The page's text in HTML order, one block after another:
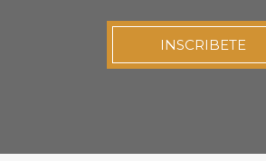
INSCRIBETE